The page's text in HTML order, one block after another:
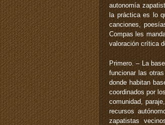
autonomía
la práctica es lo
canciones,
Compas les
valoración crítica
Primero. – La
funcionar las
donde habitan
coordinados por
comunidad,
recursos
zapatistas